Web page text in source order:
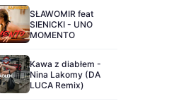
SŁAWOMIR feat
SIENICKI - UNO
MOMENTO
Kawa z diabłem -
Nina Lakomy (DA
LUCA Remix)